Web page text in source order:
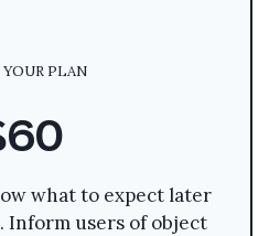
PLAN
what to expect later
Inform users of object